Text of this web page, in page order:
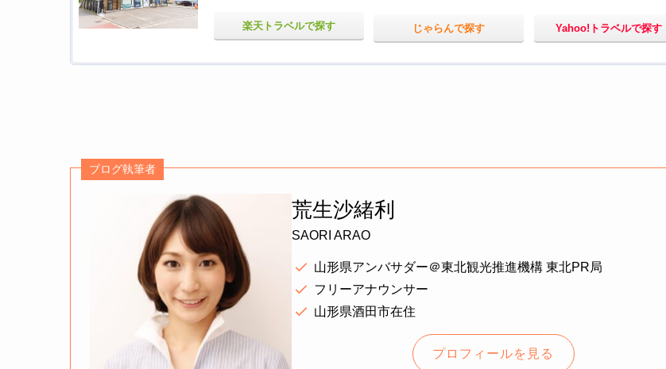
楽天トラベルで探す じゃらんで探す Yahoo!トラベルで探す
ブログ執筆者
荒生沙緒利
SAORI ARAO
山形県アンバサダー＠東北観光推進機構 東北PR局
フリーアナウンサー
山形県酒田市在住
プロフィールを見る